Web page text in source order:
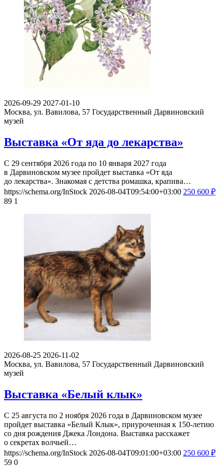
2026-09-29 2027-01-10
Москва, ул. Вавилова, 57 Государственный Дарвиновский
музей
Выставка «От яда до лекарства»
С 29 сентября 2026 года по 10 января 2027 года
в Дарвиновском музее пройдет выставка «От яда
до лекарства». Знакомая с детства ромашка, крапива…
https://schema.org/InStock 2026-08-04T09:54:00+03:00 250 600 ₽
89 1
2026-08-25 2026-11-02
Москва, ул. Вавилова, 57 Государственный Дарвиновский
музей
Выставка «Белый клык»
С 25 августа по 2 ноября 2026 года в Дарвиновском музее
пройдет выставка «Белый Клык», приуроченная к 150-летию
со дня рождения Джека Лондона. Выставка расскажет
о секретах волчьей…
https://schema.org/InStock 2026-08-04T09:01:00+03:00 250 600 ₽
59 0